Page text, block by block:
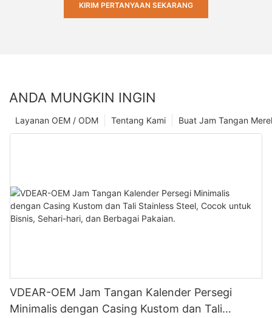
KIRIM PERTANYAAN SEKARANG
ANDA MUNGKIN INGIN
Buat Jam Tangan
Tentang Kami
Layanan OEM / ODM
VDEAR-OEM Jam Tangan Kalender Persegi
Minimalis dengan Casing Kustom dan Tali